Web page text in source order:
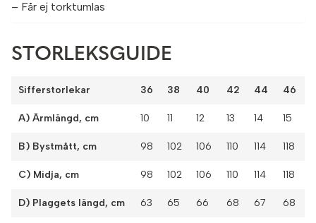
– Får ej torktumlas
STORLEKSGUIDE
Sifferstorlekar 36 38 40 42 44 46
A) Ärmlängd, cm 10 11 12 13 14 15
B) Bystmått, cm 98 102 106 110 114 118
C) Midja, cm 98 102 106 110 114 118
D) Plaggets längd, cm 63 65 66 68 67 68